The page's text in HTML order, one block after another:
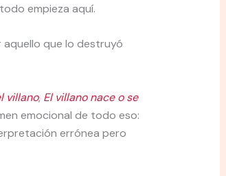
empieza aquí.
aquello que lo destruyó
villano, El villano nace o se
emocional de todo eso:
errónea pero